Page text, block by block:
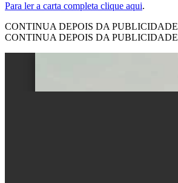
Para ler a carta completa clique aqui.
CONTINUA DEPOIS DA PUBLICIDADE
CONTINUA DEPOIS DA PUBLICIDADE